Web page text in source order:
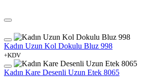
Kadın Uzun Kol Dokulu Bluz 998
+KDV
Kadın Kare Desenli Uzun Etek 8065